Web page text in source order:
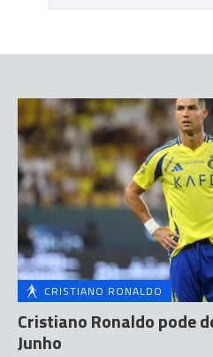
CRISTIANO RONALDO
Cristiano Ronaldo pode
Junho